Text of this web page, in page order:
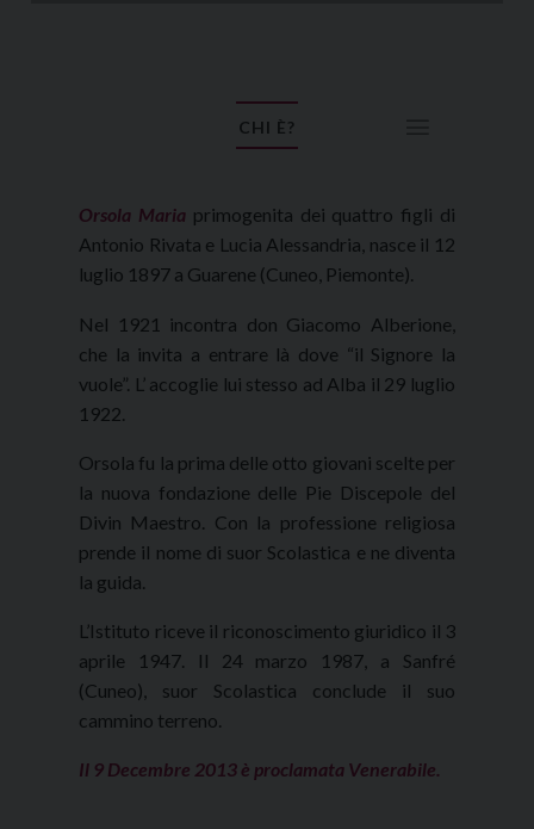
CHI È?
Orsola Maria primogenita dei quattro figli di
Antonio Rivata e Lucia Alessandria, nasce il 12
luglio 1897 a Guarene (Cuneo, Piemonte).
Nel 1921 incontra don Giacomo Alberione,
che la invita a entrare là dove “il Signore la
vuole”. L’ accoglie lui stesso ad Alba il 29 luglio
1922.
Orsola fu la prima delle otto giovani scelte per
la nuova fondazione delle Pie Discepole del
Divin Maestro. Con la professione religiosa
prende il nome di suor Scolastica e ne diventa
la guida.
L’Istituto riceve il riconoscimento giuridico il 3
aprile 1947. Il 24 marzo 1987, a Sanfré
(Cuneo), suor Scolastica conclude il suo
cammino terreno.
Il 9 Decembre 2013 è proclamata Venerabile.